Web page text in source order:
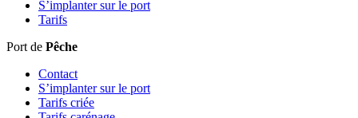
S’implanter sur le port
Tarifs
Port de Pêche
Contact
S’implanter sur le port
Tarifs criée